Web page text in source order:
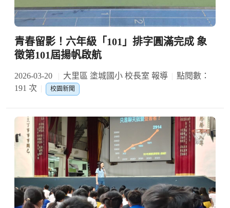
青春留影！六年級「101」排字圓滿完成 象
徵第101屆揚帆啟航
2026-03-20 大里區 塗城國小 校長室 報導
點閱數：
191 次
校園新聞